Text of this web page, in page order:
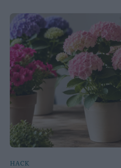
HACK